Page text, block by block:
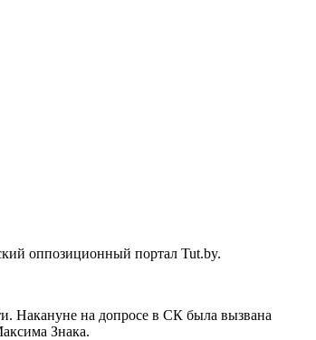
оппозиционный портал Tut.by.
Накануне на допросе в СК была вызвана
Знака.